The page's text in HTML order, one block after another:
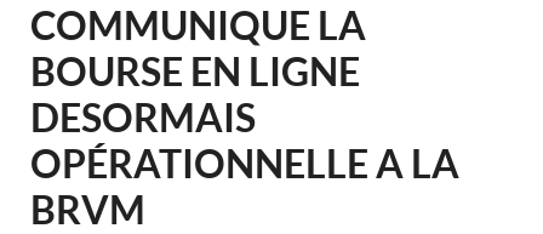
COMMUNIQUE LA
BOURSE EN LIGNE
DESORMAIS
OPÉRATIONNELLE A LA
BRVM